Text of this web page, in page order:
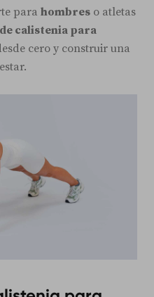
para hombres o atletas
calistenia para
cero y construir una